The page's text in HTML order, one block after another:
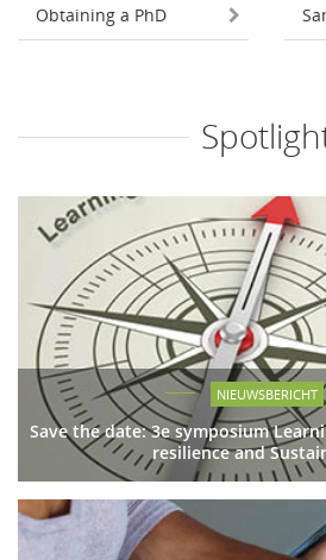
Obtaining a PhD
NIEUWSBERICHT
Save the date: 3e symposium
resilience and